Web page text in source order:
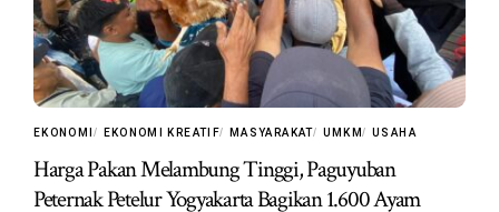
EKONOMI EKONOMI KREATIF MASYARAKAT UMKM USAHA
Harga Pakan Melambung Tinggi, Paguyuban
Peternak Petelur Yogyakarta Bagikan 1.600 Ayam